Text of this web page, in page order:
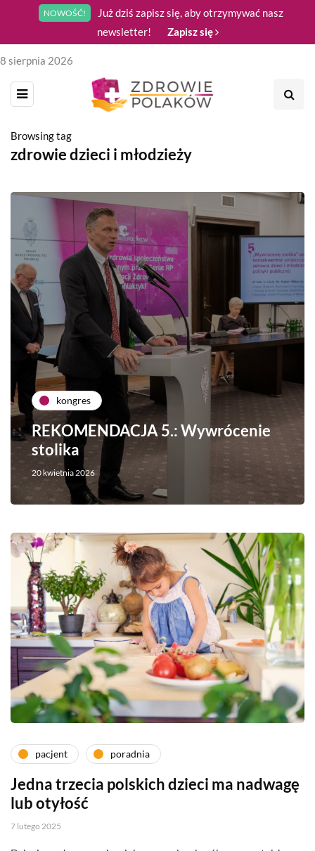
NOWOŚĆ!
Już dziś zapisz się, aby otrzymywać nasz
newsletter!
Zapisz się
8 sierpnia 2026
Browsing tag
zdrowie dzieci i młodzieży
kongres
REKOMENDACJA 5.: Wywrócenie
stolika
20 kwietnia 2026
pacjent poradnia
Jedna trzecia polskich dzieci ma nadwagę
lub otyłość
7 lutego 2025